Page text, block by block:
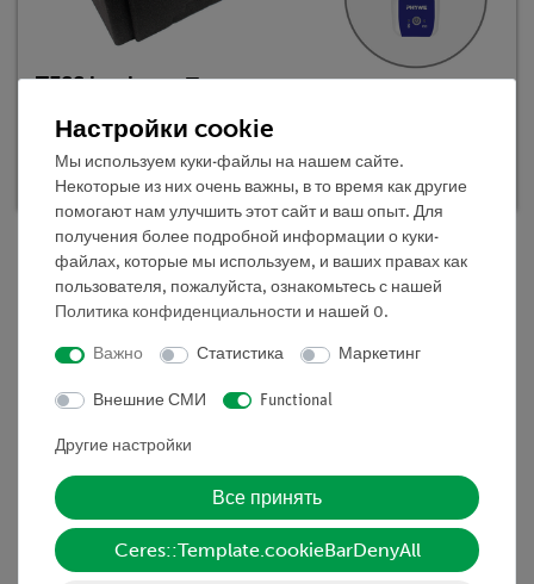
TESS beginner Прикладные науки
быту", учебный набор
Кат.номер 15238-88D | Тип: Set
Описание
Принцип
Наблюдая за притяжением и отталкиванием двух
магнитов, учащиеся изучают влияние друг на друга
что магнитная сила может быть больше, чем вес
магнита.
Преимущества
Настройки cookie
Мы используем куки-файлы на нашем сайте.
Некоторые из них очень важны, в то время как другие
помогают нам улучшить этот сайт и ваш опыт. Для
получения более подробной информации о куки-
файлах, которые мы используем, и ваших правах как
пользователя, пожалуйста, ознакомьтесь с нашей
Политика конфиденциальности и нашей 0.
Важно Статистика Маркетинг
Внешние СМИ Functional
Другие настройки
Все принять
Ceres::Template.cookieBarDenyAll